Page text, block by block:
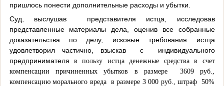
пришлось понести дополнительные расходы и убытки.
Суд, выслушав представителя истца, исследовав
представленные материалы дела, оценив все собранные
доказательства по делу, исковые требования истца
удовлетворил частично, взыскав с
индивидуального
предпринимателя в пользу истца денежные средства в счет
компенсации причиненных убытков в размере 3609 руб.,
компенсацию морального вреда в размере 3 000 руб., штраф 50%